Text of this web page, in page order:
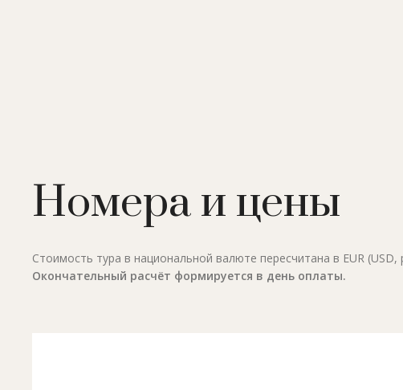
Номера и цены
Стоимость тура в национальной валюте пересчитана в EUR
Окончательный расчёт формируется в день оплаты.